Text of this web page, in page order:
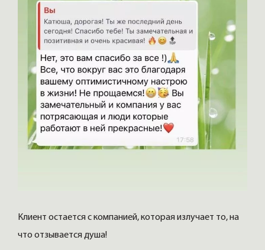
Клиент остается с компанией, которая излучает то, на
что отзывается душа!